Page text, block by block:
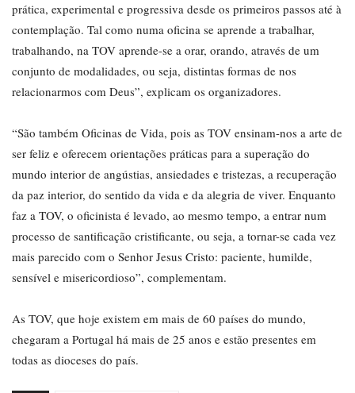
prática, experimental e progressiva desde os primeiros passos até à
contemplação. Tal como numa oficina se aprende a trabalhar,
trabalhando, na TOV aprende-se a orar, orando, através de um
conjunto de modalidades, ou seja, distintas formas de nos
relacionarmos com Deus”, explicam os organizadores.
“São também Oficinas de Vida, pois as TOV ensinam-nos a arte de
ser feliz e oferecem orientações práticas para a superação do
mundo interior de angústias, ansiedades e tristezas, a recuperação
da paz interior, do sentido da vida e da alegria de viver. Enquanto
faz a TOV, o oficinista é levado, ao mesmo tempo, a entrar num
processo de santificação cristificante, ou seja, a tornar-se cada vez
mais parecido com o Senhor Jesus Cristo: paciente, humilde,
sensível e misericordioso”, complementam.
As TOV, que hoje existem em mais de 60 países do mundo,
chegaram a Portugal há mais de 25 anos e estão presentes em
todas as dioceses do país.